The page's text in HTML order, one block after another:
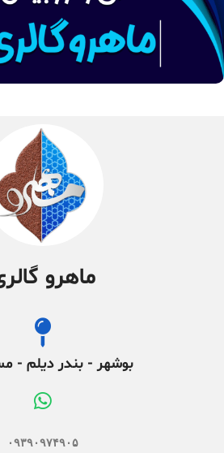
ماهرو
بوشهر - بندر دیلم -
۰۹۳۹۰۹۷۴۹۰۵